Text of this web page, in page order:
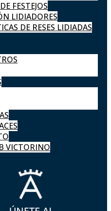
FESTEJOS
LIDIADORES
DE RESES LIDIADAS
VICTORINO